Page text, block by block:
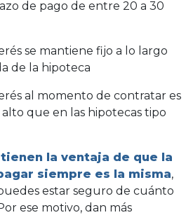
de pago de entre 20 a 30
se mantiene fijo a lo largo
de la hipoteca
al momento de contratar es
que en las hipotecas tipo
tienen la ventaja de que la
siempre es la misma,
estar seguro de cuánto
ese motivo, dan más